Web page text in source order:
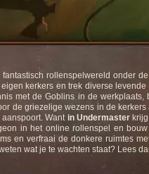
rollenspelwereld onder
kerkers en trek diverse levende
met de Goblins in de werkplaats,
de griezelige wezens in de kerkers
Want in Undermasterkrijg
in het online rollenspel en
en verfraai de donkere ruimtes
wat je te wachten staat? Lees